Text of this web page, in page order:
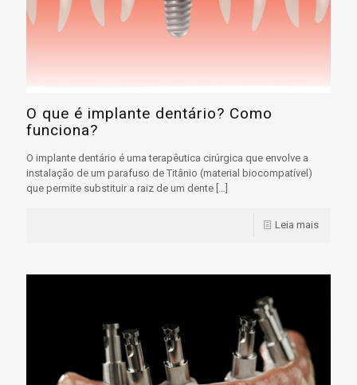
O que é implante dentário? Como
funciona?
O implante dentário é uma terapêutica cirúrgica que envolve a
instalação de um parafuso de Titânio (material biocompatível)
que permite substituir a raiz de um dente […]
Leia mais